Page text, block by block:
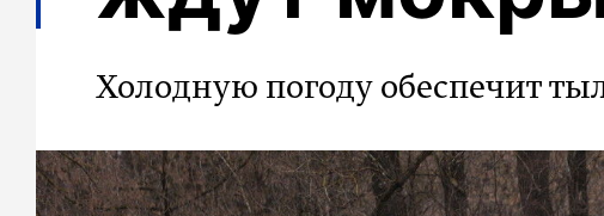
Холодную погоду обеспечит